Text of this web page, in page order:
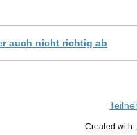
auch nicht richtig ab
Created with: